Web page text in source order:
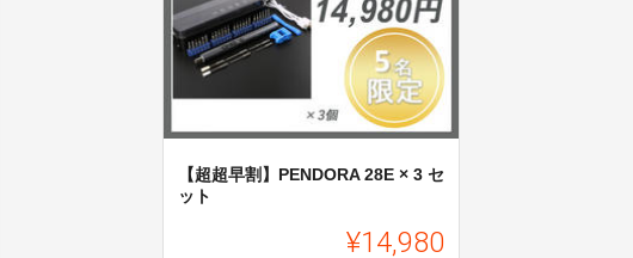
【超超早割】PENDORA 28E × 3 セ
ット
¥14,980